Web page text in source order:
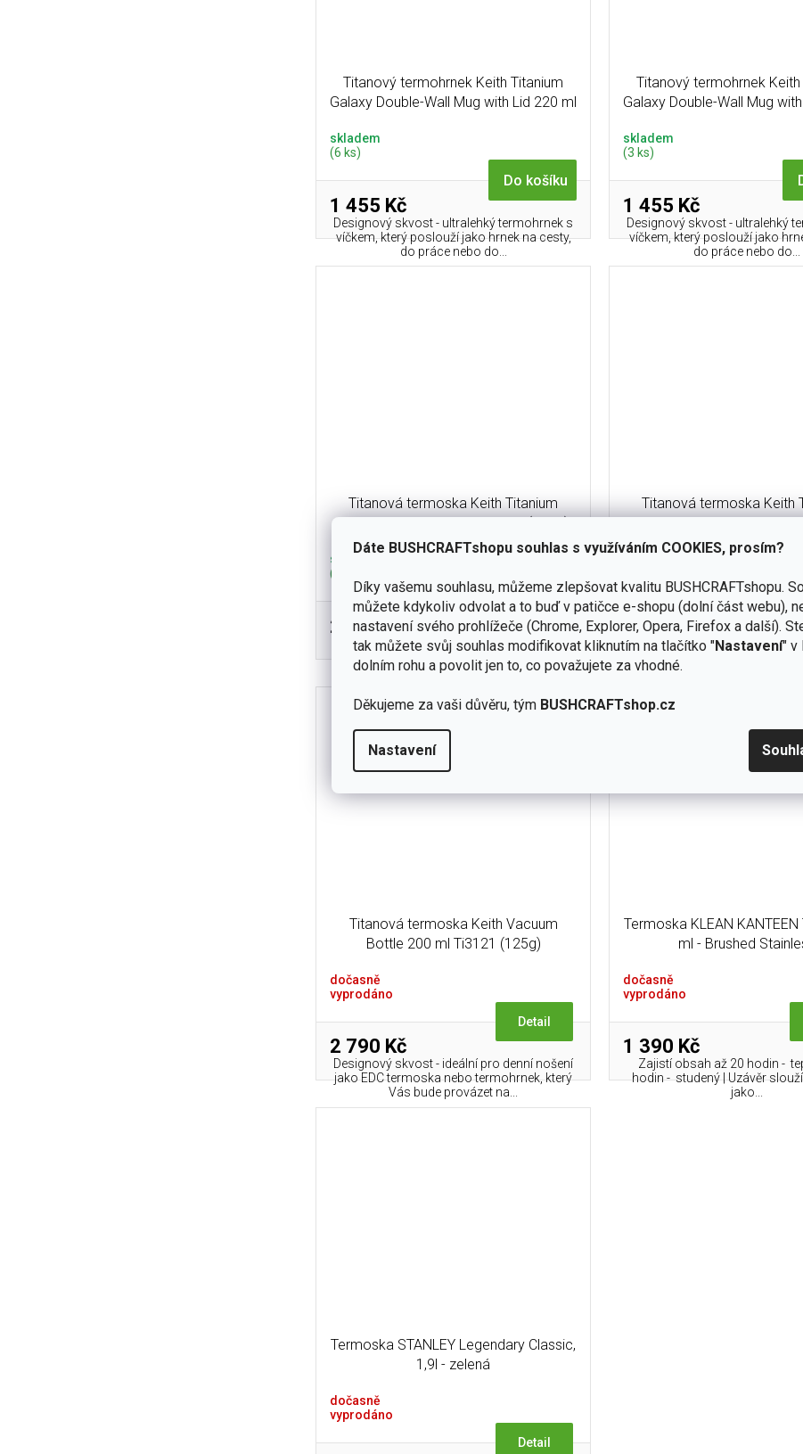
Dáte BUSHCRAFTshopu souhlas s využíváním COOKIES, prosím?
Díky vašemu souhlasu, můžeme zlepšovat kvalitu BUSHCRAFTshopu.
můžete kdykoliv odvolat a to buď v patičce e-shopu (dolní část webu),
nastavení svého prohlížeče (Chrome, Explorer, Opera, Firefox a další).
tak můžete svůj souhlas modifikovat kliknutím na tlačítko "Nastavení" v
dolním rohu a povolit jen to, co považujete za vhodné.
Děkujeme za vaši důvěru, tým BUSHCRAFTshop.cz
Nastavení
Titanový termohrnek Keith Titanium
Galaxy Double-Wall Mug with Lid 220 ml
skladem
(6 ks)
1 455 Kč
Do košíku
Designový skvost - ultralehký termohrnek s
víčkem, který poslouží jako hrnek na cesty,
do práce nebo do...
Titanový termohrnek Keith
Galaxy Double-Wall Mug
skladem
(3 ks)
1 455 Kč
Designový skvost - ultralehký
víčkem, který poslouží jako
do práce nebo do...
Titanová termoska Keith Titanium
Vacuum Bottle 380 ml Ti3132 (190g)
skladem
(4 ks)
2 995 Kč
Do košíku
Designový skvost - ideální pro denní nošení
kdy poslouží jako hrnek nebo termoska.
Ideální pro uchování...
Titanová termoska Keith
Vacuum Bottle 280 ml
2 580 Kč
Designový skvost - ideální pro
kdy poslouží jako hrnek nebo
Titanová termoska Keith Vacuum
Bottle 200 ml Ti3121 (125g)
dočasně
vyprodáno
2 790 Kč
Detail
Designový skvost - ideální pro denní nošení
jako EDC termoska nebo termohrnek, který
Vás bude provázet na...
Termoska KLEAN
ml - Brushed
dočasně
vyprodáno
1 390 Kč
Zajistí obsah až 20 hodin -
hodin - studený | Uzávěr
jako...
Termoska STANLEY Legendary Classic,
1,9l - zelená
dočasně
vyprodáno
Detail